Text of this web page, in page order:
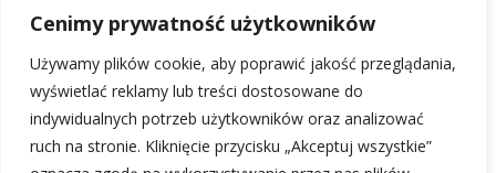
Cenimy prywatność użytkowników
Używamy plików cookie, aby poprawić jakość przeglądania,
wyświetlać reklamy lub treści dostosowane do
indywidualnych potrzeb użytkowników oraz analizować
ruch na stronie. Kliknięcie przycisku „Akceptuj wszystkie”
Składy Arka Gdynia Lechia Gdańsk: Kto zagra w derbach
Trójmiasta?
10 lutego, 2026